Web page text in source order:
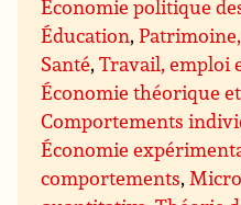
Économie politique
Éducation,
Santé,Travail, emploi
Économie théorique
Comportements
Économie
comportements,